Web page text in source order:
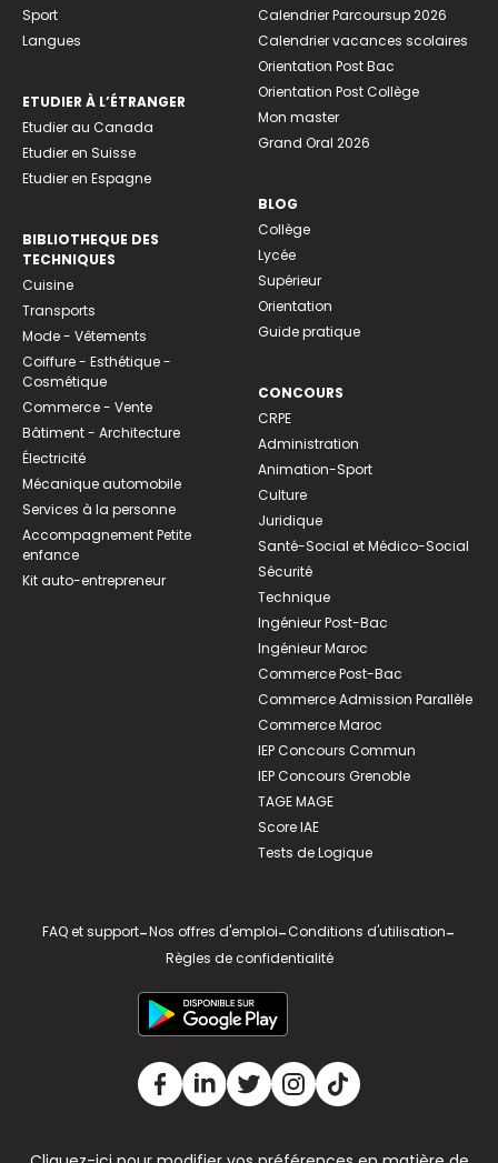
Sport
Langues
ETUDIER À L’ÉTRANGER
Etudier au Canada
Etudier en Suisse
Etudier en Espagne
BIBLIOTHEQUE DES
TECHNIQUES
Cuisine
Transports
Mode - Vêtements
Coiffure - Esthétique -
Cosmétique
Commerce - Vente
Bâtiment - Architecture
Électricité
Mécanique automobile
Services à la personne
Accompagnement Petite
enfance
Kit auto-entrepreneur
Calendrier Parcoursup 2026
Calendrier vacances scolaires
Orientation Post Bac
Orientation Post Collège
Mon master
Grand Oral 2026
BLOG
Collège
Lycée
Supérieur
Orientation
Guide pratique
CONCOURS
CRPE
Administration
Animation-Sport
Culture
Juridique
Santé-Social et Médico-Social
Sécurité
Technique
Ingénieur Post-Bac
Ingénieur Maroc
Commerce Post-Bac
Commerce Admission Parallèle
Commerce Maroc
IEP Concours Commun
IEP Concours Grenoble
TAGE MAGE
Score IAE
Tests de Logique
FAQ et support-Nos offres d'emploi-Conditions d'utilisation-
Règles de confidentialité